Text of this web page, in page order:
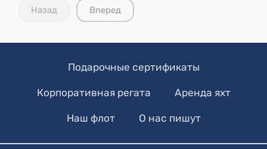
Назад Вперед
Подарочные сертификаты
Корпоративная регата Аренда яхт
Наш флот О нас пишут